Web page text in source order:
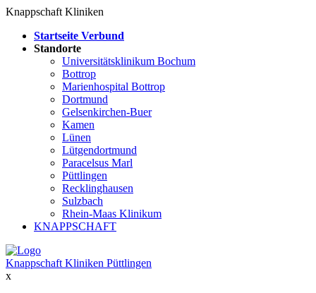
Knappschaft Kliniken
Startseite Verbund
Standorte
Universitätsklinikum Bochum
Bottrop
Marienhospital Bottrop
Dortmund
Gelsenkirchen-Buer
Kamen
Lünen
Lütgendortmund
Paracelsus Marl
Püttlingen
Recklinghausen
Sulzbach
Rhein-Maas Klinikum
KNAPPSCHAFT
Knappschaft Kliniken Püttlingen
x